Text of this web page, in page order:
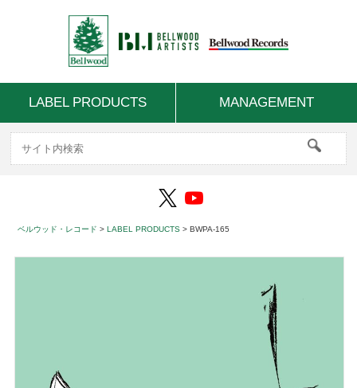
LABEL PRODUCTS MANAGEMENT
ベルウッド・レコード >LABEL PRODUCTS >BWPA-165